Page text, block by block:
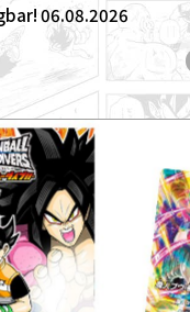
06.08.2026